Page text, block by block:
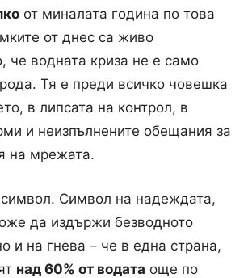
от миналата година по това
от днес са живо
че водната криза не е само
Тя е преди всичко човешка
в липсата на контрол, в
и неизпълнените обещания за
на мрежата.
символ. Символ на надеждата,
да издържи безводното
и на гнева – че в една страна,
над 60% от водата още по